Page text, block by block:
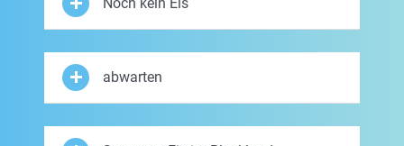
abwarten